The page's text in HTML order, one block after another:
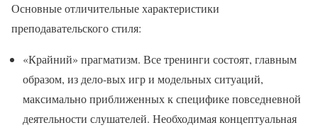
Основные отличительные характеристики
преподавательского стиля:
«Крайний» прагматизм. Все тренинги состоят, главным
образом, из дело-вых игр и модельных ситуаций,
максимально приближенных к специфике повседневной
деятельности слушателей. Необходимая концептуальная